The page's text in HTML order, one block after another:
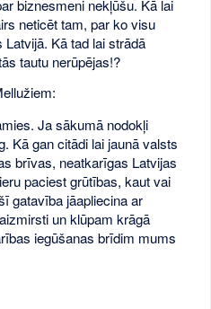
biznesmeni nekļūšu. Kā lai
neticēt tam, par ko visu
Kā tad lai strādā
tautu nerūpējas!?
Ja sākumā nodokļi
Kā gan citādi lai jaunā valsts
brīvas, neatkarīgas Latvijas
paciest grūtības, kaut vai
gatavība jāapliecina ar
un klūpam krāgā
iegūšanas brīdim mums